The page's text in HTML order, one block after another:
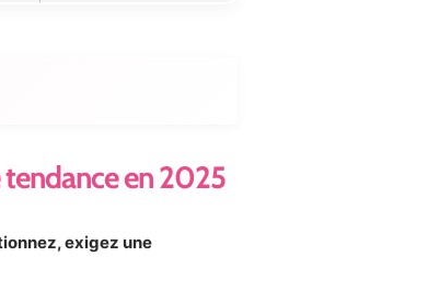
tendance en 2025
exigez une